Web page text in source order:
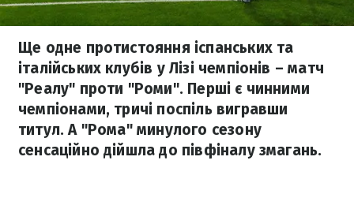
Ще одне протистояння іспанських та
італійських клубів у Лізі чемпіонів – матч
"Реалу" проти "Роми". Перші є чинними
чемпіонами, тричі поспіль вигравши
титул. А "Рома" минулого сезону
сенсаційно дійшла до півфіналу змагань.